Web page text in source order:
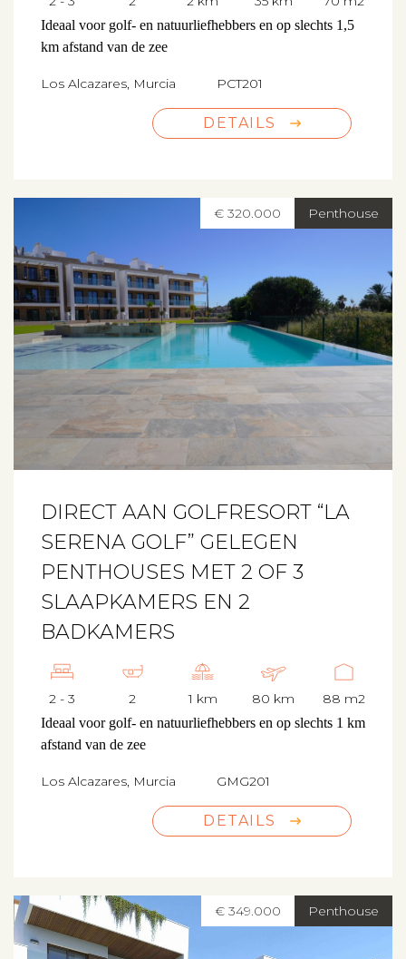
Ideaal voor golf- en natuurliefhebbers en op slechts 1,5
km afstand van de zee
Los Alcazares, Murcia PCT201
DETAILS
Penthouse
€ 320.000
DIRECT AAN GOLFRESORT “LA
SERENA GOLF” GELEGEN
PENTHOUSES MET 2 OF 3
SLAAPKAMERS EN 2
BADKAMERS
2 - 3 2 1 km 80 km 88 m2
Ideaal voor golf- en natuurliefhebbers en op slechts 1 km
afstand van de zee
Los Alcazares, Murcia GMG201
DETAILS
Penthouse
€ 349.000